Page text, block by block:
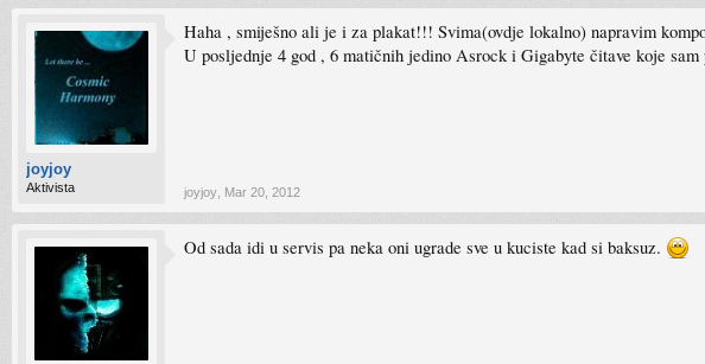
joyjoy
Aktivista
Haha , smiješno ali je i za plakat!!! Svima(ovdje lokalno) napravim
U posljednje 4 god , 6 matičnih jedino Asrock i Gigabyte čitave koje
joyjoy Mar 20, 2012
Od sada idi u servis pa neka oni ugrade sve u kuciste kad si baksuz.